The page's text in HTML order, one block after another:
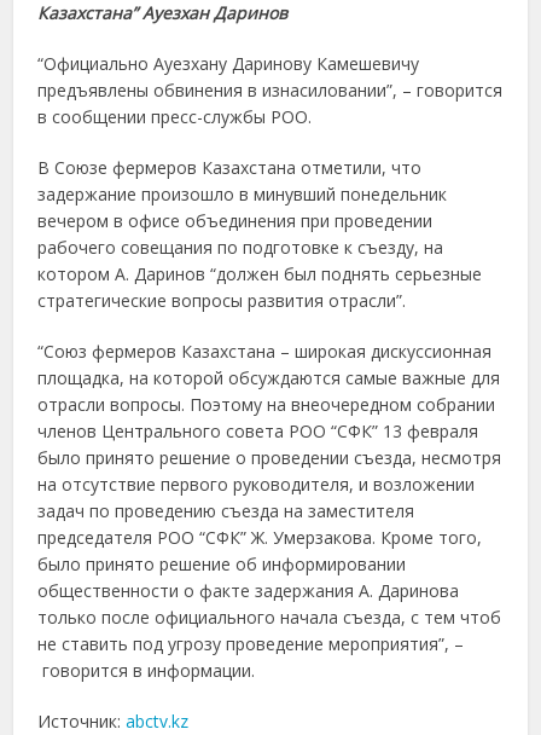
Казахстана” Ауезхан Даринов
“Официально Ауезхану Даринову Камешевичу
предъявлены обвинения в изнасиловании”, – говорится
в сообщении пресс-службы РОО.
В Союзе фермеров Казахстана отметили, что
задержание произошло в минувший понедельник
вечером в офисе объединения при проведении
рабочего совещания по подготовке к съезду, на
котором А. Даринов “должен был поднять серьезные
стратегические вопросы развития отрасли”.
“Союз фермеров Казахстана – широкая дискуссионная
площадка, на которой обсуждаются самые важные для
отрасли вопросы. Поэтому на внеочередном собрании
членов Центрального совета РОО “СФК” 13 февраля
было принято решение о проведении съезда, несмотря
на отсутствие первого руководителя, и возложении
задач по проведению съезда на заместителя
председателя РОО “СФК” Ж. Умерзакова. Кроме того,
было принято решение об информировании
общественности о факте задержания А. Даринова
только после официального начала съезда, с тем чтоб
не ставить под угрозу проведение мероприятия”, –
говорится в информации.
Источник:abctv.kz